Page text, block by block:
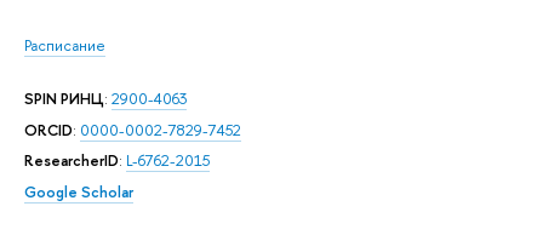
Расписание
SPIN РИНЦ: 2900-4063
ORCID: 0000-0002-7829-7452
ResearcherID: L-6762-2015
Google Scholar